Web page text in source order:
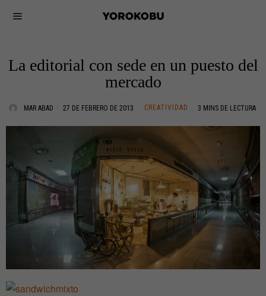
La editorial con sede en un puesto del
mercado
MAR ABAD 27 DE FEBRERO DE 2013 CREATIVIDAD 3 MINS DE LECTURA